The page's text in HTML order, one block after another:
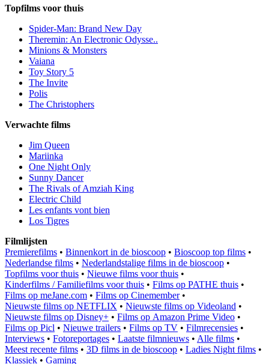
Topfilms voor thuis
Spider-Man: Brand New Day
Theremin: An Electronic Odysse..
Minions & Monsters
Vaiana
Toy Story 5
The Invite
Polis
The Christophers
Verwachte films
Jim Queen
Mariinka
One Night Only
Sunny Dancer
The Rivals of Amziah King
Electric Child
Les enfants vont bien
Los Tigres
Filmlijsten
Premierefilms • Binnenkort in de bioscoop • Bioscoop top films •
Nederlandse films • Nederlandstalige films in de bioscoop •
Topfilms voor thuis • Nieuwe films voor thuis •
Kinderfilms / Familiefilms voor thuis • Films op PATHE thuis •
Films op meJane.com • Films op Cinemember•
Nieuwste films op NETFLIX • Nieuwste films op Videoland •
Nieuwste films op Disney+ • Films op Amazon Prime Video •
Films op Picl • Nieuwe trailers • Films op TV • Filmrecensies •
Interviews • Fotoreportages • Laatste filmnieuws • Alle films •
Meest recente films • 3D films in de bioscoop • Ladies Night films •
Klassiek • Gaming